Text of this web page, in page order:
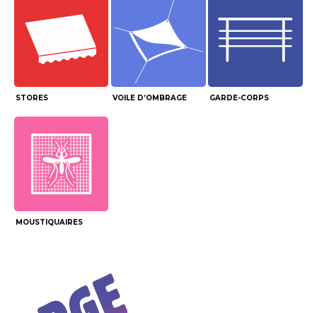
STORES VOILE D’OMBRAGE GARDE-CORPS
MOUSTIQUAIRES